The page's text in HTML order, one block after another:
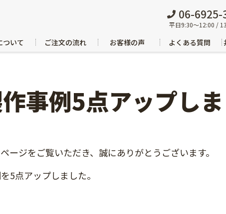
06-6925-
平日9:30～12:00 /
ついて ご注文の流れ お客様の声 よくある質問
事例5点アップしま
ージをご覧いただき、誠にありがとうございます。
5点アップしました。